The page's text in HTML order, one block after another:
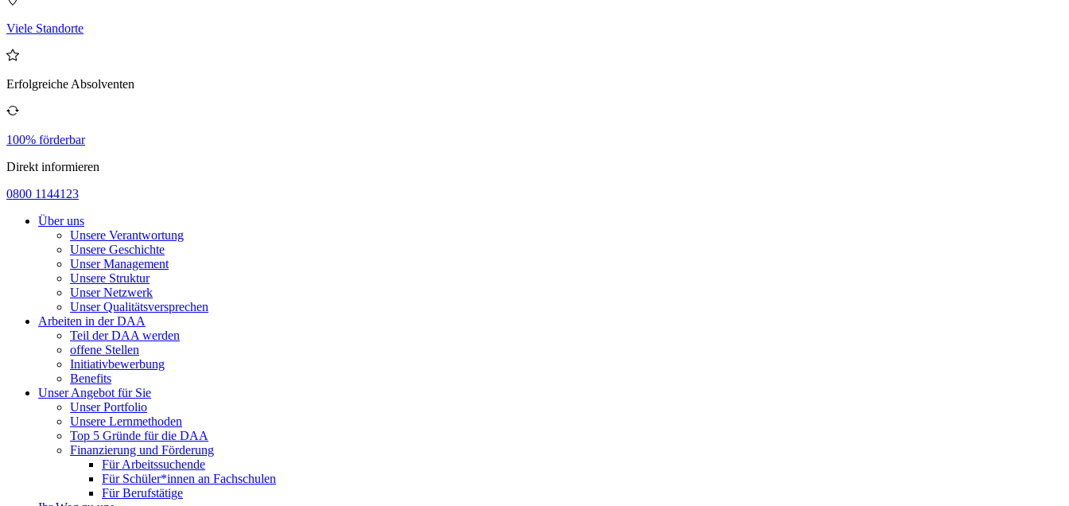
Viele Standorte
Erfolgreiche Absolventen
100% förderbar
Direkt informieren
0800 1144123
Über uns
Unsere Verantwortung
Unsere Geschichte
Unser Management
Unsere Struktur
Unser Netzwerk
Unser Qualitätsversprechen
Arbeiten in der DAA
Teil der DAA werden
offene Stellen
Initiativbewerbung
Benefits
Unser Angebot für Sie
Unser Portfolio
Unsere Lernmethoden
Top 5 Gründe für die DAA
Finanzierung und Förderung
Für Arbeitssuchende
Für Schüler*innen an Fachschulen
Für Berufstätige